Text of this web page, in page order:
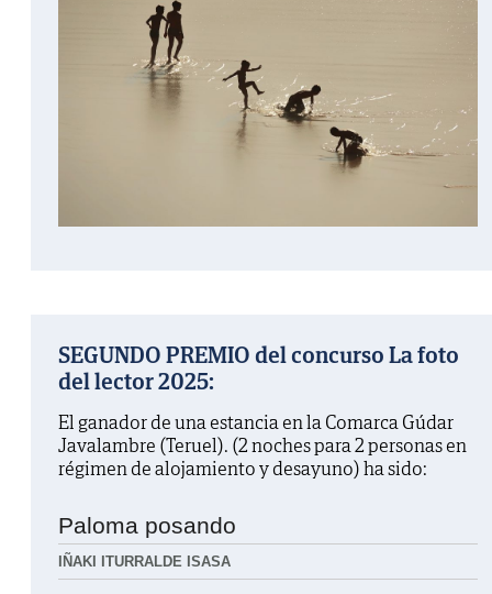
SEGUNDO PREMIO del concurso La foto
del lector 2025:
El ganador de una estancia en la Comarca Gúdar
Javalambre (Teruel). (2 noches para 2 personas en
régimen de alojamiento y desayuno) ha sido:
Paloma posando
IÑAKI ITURRALDE ISASA